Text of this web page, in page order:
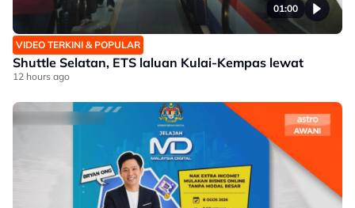
01:00
VIDEO TERKINI & POPULAR
Shuttle Selatan, ETS laluan Kulai-Kempas lewat
12 hours ago